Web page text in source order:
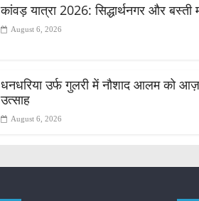
कांवड़ यात्रा 2026: सिद्धार्थनगर और
August 6, 2026
धनधरिया उर्फ गुलरी में नौशाद आलम को
उत्साह
August 6, 2026